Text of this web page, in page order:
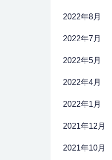
2022年8月
2022年7月
2022年5月
2022年4月
2022年1月
2021年12月
2021年10月